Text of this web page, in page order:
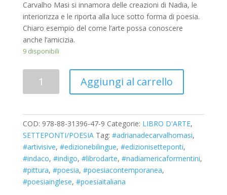
Carvalho Masi si innamora delle creazioni di Nadia, le
interiorizza e le riporta alla luce sotto forma di poesia.
Chiaro esempio del come l’arte possa conoscere
anche l’amicizia.
9 disponibili
Aggiungi al carrello
COD: 978-88-31396-47-9 Categorie: LIBRO D'ARTE,
SETTEPONTI/POESIA Tag: #adrianadecarvalhomasi,
#artivisive, #edizionebilingue, #edizionisetteponti,
#indaco, #indigo, #librodarte, #nadiamericaformentini,
#pittura, #poesia, #poesiacontemporanea,
#poesiainglese, #poesiaitaliana